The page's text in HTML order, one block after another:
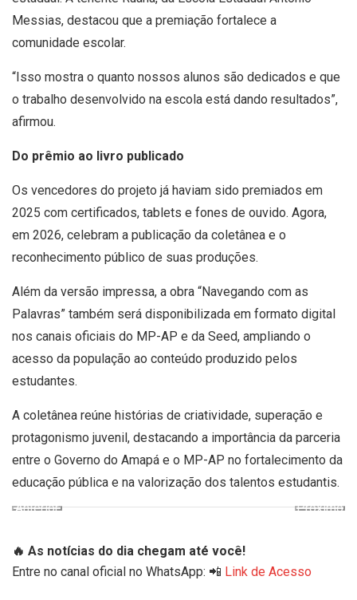
Messias, destacou que a premiação fortalece a
comunidade escolar.
“Isso mostra o quanto nossos alunos são dedicados e que
o trabalho desenvolvido na escola está dando resultados”,
afirmou.
Do prêmio ao livro publicado
Os vencedores do projeto já haviam sido premiados em
2025 com certificados, tablets e fones de ouvido. Agora,
em 2026, celebram a publicação da coletânea e o
reconhecimento público de suas produções.
Além da versão impressa, a obra “Navegando com as
Palavras” também será disponibilizada em formato digital
nos canais oficiais do MP-AP e da Seed, ampliando o
acesso da população ao conteúdo produzido pelos
estudantes.
A coletânea reúne histórias de criatividade, superação e
protagonismo juvenil, destacando a importância da parceria
entre o Governo do Amapá e o MP-AP no fortalecimento da
educação pública e na valorização dos talentos estudantis.
Anterior
Próximo
🔥 As notícias do dia chegam até você!
Entre no canal oficial no WhatsApp: 📲 Link de Acesso